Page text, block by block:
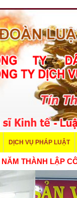
DỊCH VỤ PHÁP LUẬT
20 NĂM THÀNH